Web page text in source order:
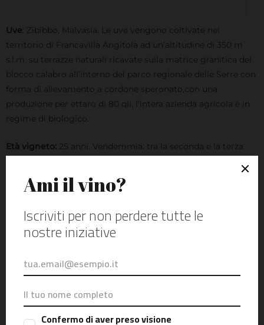
Uve: Zibibbo, Malvasia. Le uve vengono coltivate nel
territorio di Francavilla Angitola ad un’altitudine di 350 m
s.l.m. su terrazze naturali ricavate sulla matrice granitica del
blocco calabro all’interno del parco regionale delle Serre con
forma di allevamento a cordone speronato,con una
produzione per ettaro di 80 qli, l’intera azienda agricola è in
regime di biologico.
Età vigneto: 25 anni. Vendemmia: tra la seconda e la terza
ore più fresche della giornata in piccole casse
preventivamente sterilizzate.
Vinificazione: le uve, dopo un’attenta selezione vengono
dolcemente diraspate ed avviate verso una pressatura soffice
d’acciaio termo-controllati ad una temperatura di circa 18°C
al fine di conservare l’intero bouquet aromatico. A fine
fermentazione, segue un primo travaso per eliminare le
fecce grossolane, la maturazione prosegue in vasi vinari
d’acciaio termo controllati a contatto con le fecce fini, con